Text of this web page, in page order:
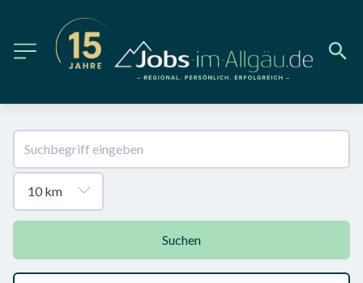
Suchen